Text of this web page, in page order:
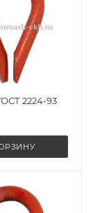
2224-93